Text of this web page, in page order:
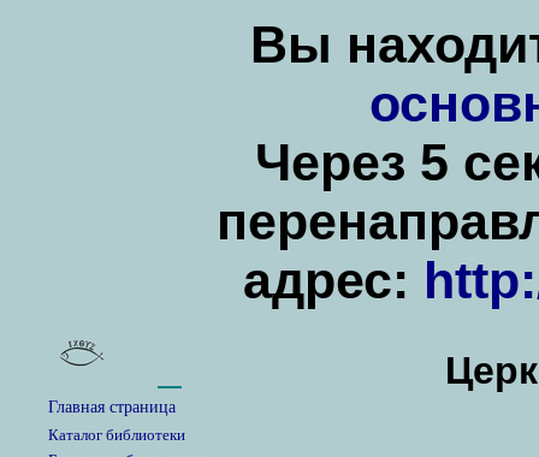
Вы
Через 5
адрес:
Главная страница
Каталог библиотеки